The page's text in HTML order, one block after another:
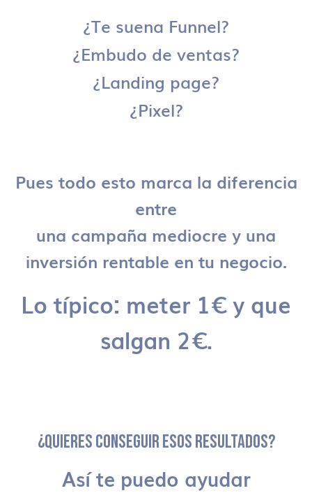
¿Te suena Funnel?
¿Embudo de ventas?
¿Landing page?
¿Pixel?
Pues todo esto marca la diferencia
entre
una campaña mediocre y una
inversión rentable en tu negocio.
Lo típico: meter 1€ y que
salgan 2€.
¿QUIERES CONSEGUIR ESOS RESULTADOS?
Así te puedo ayudar